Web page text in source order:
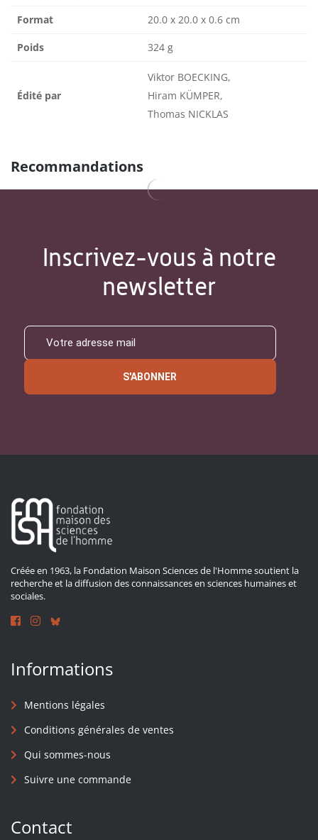
Format 20.0 x 20.0 x 0.6 cm
Poids 324 g
Édité par
Viktor BOECKING,
Hiram KÜMPER,
Thomas NICKLAS
Recommandations
Inscrivez-vous à notre
newsletter
S'ABONNER
Créée en 1963, la Fondation Maison Sciences de l'Homme soutient la
recherche et la diffusion des connaissances en sciences humaines et
sociales.
Informations
Mentions légales
Conditions générales de ventes
Qui sommes-nous
Suivre une commande
Contact